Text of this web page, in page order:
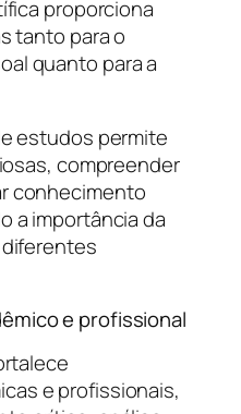
proporciona
tanto para o
quanto para a
estudos permite
compreender
conhecimento
a importância da
e profissional
e profissionais,